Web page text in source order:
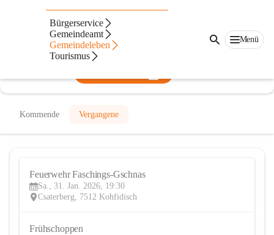
Bürgerservice
Gemeindeamt
Gemeindeleben
Tourismus
Menü
Freiwillige Feuerwehr Kohfidisch
@freiwillige-feuerwehr-kohfidisch
Feuerwehr, Verein
Kommende Vergangene
Feuerwehr Faschings-Gschnas
Sa., 31. Jan. 2026, 19:30
Csaterberg, 7512 Kohfidisch
Frühschoppen